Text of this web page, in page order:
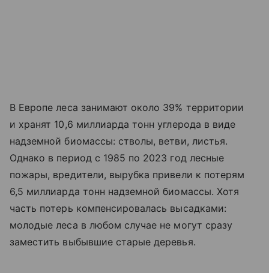
В Европе леса занимают около 39% территории
и хранят 10,6 миллиарда тонн углерода в виде
надземной биомассы: стволы, ветви, листья.
Однако в период с 1985 по 2023 год лесные
пожары, вредители, вырубка привели к потерям
6,5 миллиарда тонн надземной биомассы. Хотя
часть потерь компенсировалась высадками:
молодые леса в любом случае не могут сразу
заместить выбывшие старые деревья.